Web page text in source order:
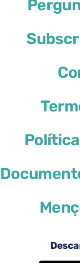
ou
4